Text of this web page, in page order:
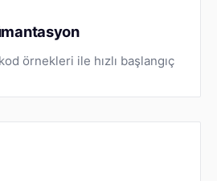
örnekleri ile hızlı başlangıç